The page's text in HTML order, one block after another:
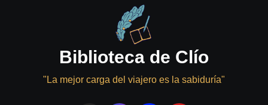
Biblioteca de Clío
"La mejor carga del viajero es la sabiduría"